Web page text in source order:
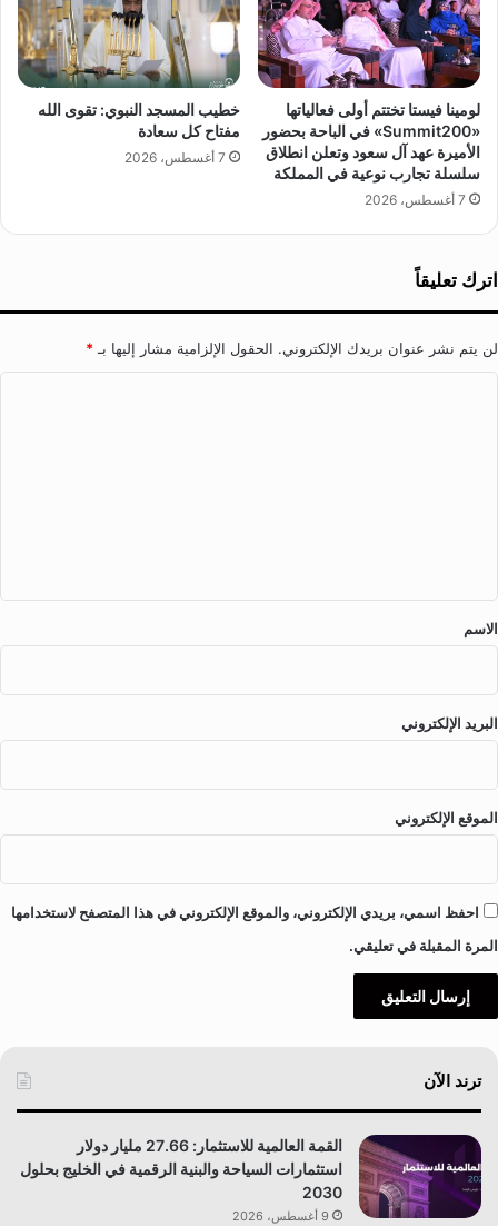
ل
م
و
ي
ه
لومينا فيستا تختتم أولى فعالياتها
«Summit200» في الباحة بحضور
الأميرة عهد آل سعود وتعلن انطلاق
سلسلة تجارب نوعية في المملكة
7 أغسطس، 2026
خطيب المسجد النبوي: تقوى الله
مفتاح كل سعادة
7 أغسطس، 2026
اترك تعليقاً
لن يتم نشر عنوان بريدك الإلكتروني. الحقول الإلزامية مشار إليها بـ *
*
الاسم
البريد الإلكتروني
الموقع الإلكتروني
احفظ اسمي، بريدي الإلكتروني، والموقع الإلكتروني في هذا المتصفح لاستخدامها
المرة المقبلة في تعليقي.
ترند الآن
القمة العالمية للاستثمار: 27.66 مليار دولار
استثمارات السياحة والبنية الرقمية في الخليج بحلول
2030
9 أغسطس، 2026